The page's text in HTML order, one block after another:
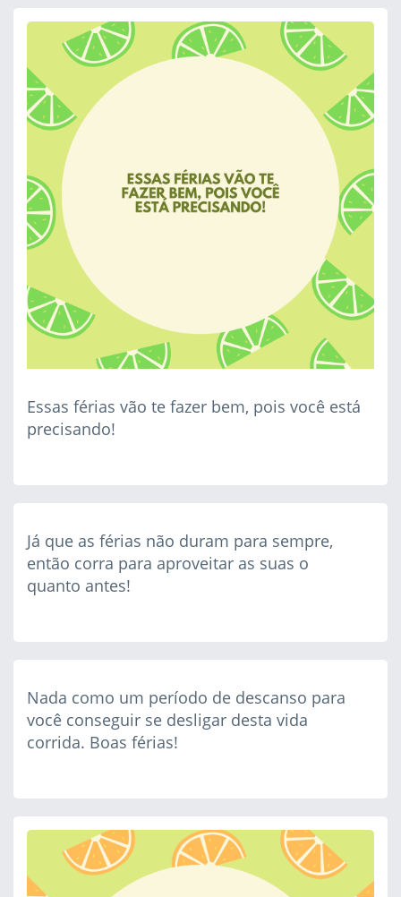
Essas férias vão te fazer bem, pois você está
precisando!
Já que as férias não duram para sempre,
então corra para aproveitar as suas o
quanto antes!
Nada como um período de descanso para
você conseguir se desligar desta vida
corrida. Boas férias!